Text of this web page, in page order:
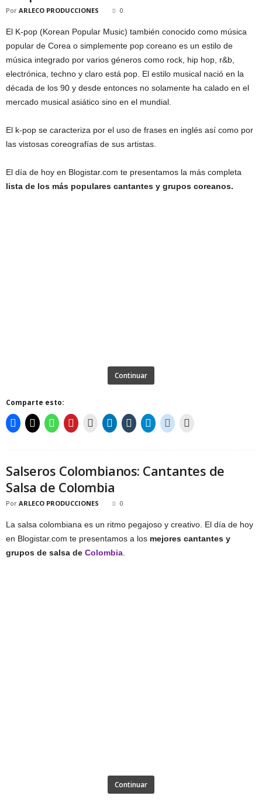
Por ARLECO PRODUCCIONES 0
El K-pop (Korean Popular Music) también conocido como música
popular de Corea o simplemente pop coreano es un estilo de
música integrado por varios géneros como rock, hip hop, r&b,
electrónica, techno y claro está pop. El estilo musical nació en la
década de los 90 y desde entonces no solamente ha calado en el
mercado musical asiático sino en el mundial.
El k-pop se caracteriza por el uso de frases en inglés así como por
las vistosas coreografías de sus artistas.
El día de hoy en Blogistar.com te presentamos la más completa
lista de los más populares cantantes y grupos coreanos.
Continuar
Comparte esto:
Salseros Colombianos: Cantantes de
Salsa de Colombia
Por ARLECO PRODUCCIONES 0
La salsa colombiana es un ritmo pegajoso y creativo. El día de hoy
en Blogistar.com te presentamos a los mejores cantantes y
grupos de salsa de Colombia.
Continuar